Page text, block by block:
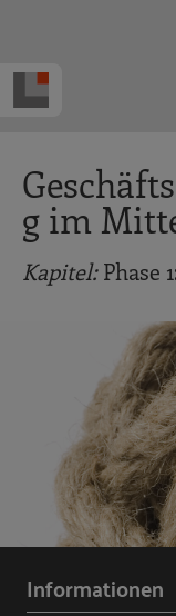
g im
Kapitel:Phase
Informationen